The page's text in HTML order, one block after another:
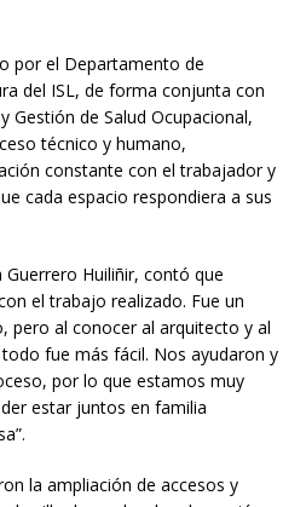
por el Departamento de
del ISL, de forma conjunta con
Gestión de Salud Ocupacional,
técnico y humano,
constante con el trabajador y
cada espacio respondiera a sus
Guerrero Huiliñir, contó que
el trabajo realizado. Fue un
pero al conocer al arquitecto y al
fue más fácil. Nos ayudaron y
por lo que estamos muy
estar juntos en familia
la ampliación de accesos y